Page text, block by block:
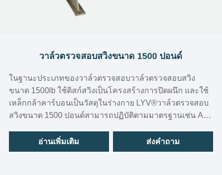
วาล์วตรวจสอบสวิงขนาด 1500 ปอนด์
ในฐานะประเภทของวาล์วตรวจสอบวาล์วตรวจสอบสวิง
ขนาด 1500lb ใช้ดิสก์สวิงเป็นโครงสร้างการปิดผนึก และใช้
เหล็กกล้าคาร์บอนเป็นวัสดุในร่างกาย LYV®️วาล์วตรวจสอบ
สวิงขนาด 1500 ปอนด์สามารถปฏิบัติตามมาตรฐานเช่น API,
อ่านเพิ่มเติม
ส่งคำถาม